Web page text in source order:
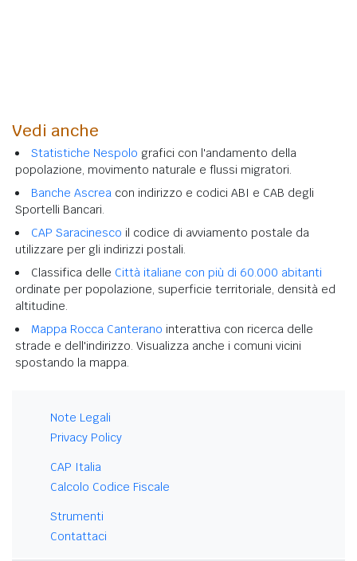
Vedi anche
Statistiche Nespolo grafici con l'andamento della
popolazione, movimento naturale e flussi migratori.
Banche Ascrea con indirizzo e codici ABI e CAB degli
Sportelli Bancari.
CAP Saracinesco il codice di avviamento postale da
utilizzare per gli indirizzi postali.
Classifica delle Città italiane con più di 60.000 abitanti
ordinate per popolazione, superficie territoriale, densità ed
altitudine.
Mappa Rocca Canterano interattiva con ricerca delle
strade e dell'indirizzo. Visualizza anche i comuni vicini
spostando la mappa.
Note Legali
Privacy Policy
CAP Italia
Calcolo Codice Fiscale
Strumenti
Contattaci